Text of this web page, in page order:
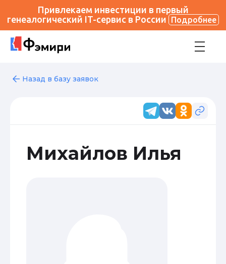
Привлекаем инвестиции в первый
генеалогический IT-сервис в России
Подробнее
Назад в базу заявок
Михайлов Илья